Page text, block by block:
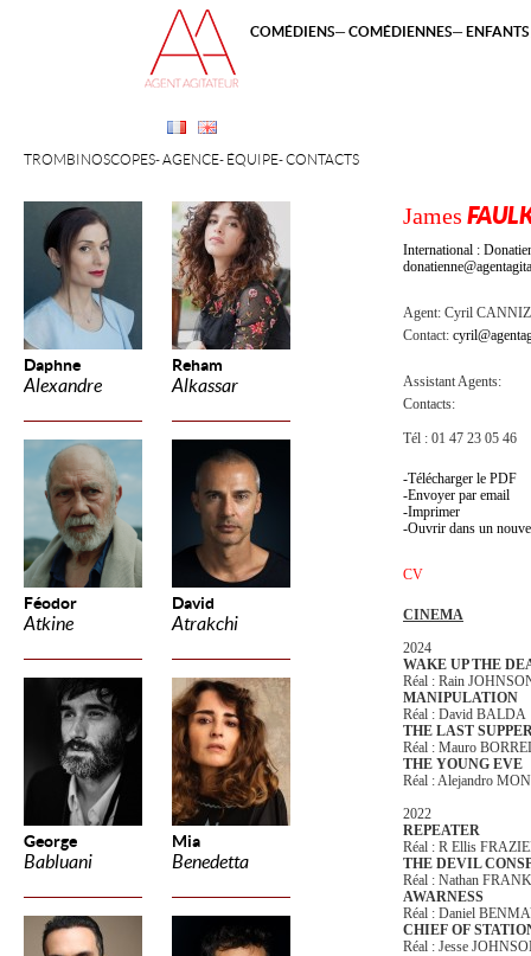
Daphne
Alexandre
Reham
Alkassar
Féodor
Atkine
David
Atrakchi
George
Babluani
Mia
Benedetta
TROMBINOSCOPES AGENCE ÉQUIPE CONTACTS
COMÉDIENS COMÉDIENNES
James
International :
Agent: Cyril
Contact:
Assistant Agents:
Contacts:
Tél : 01 47 23 05 46
Télécharger le PDF
Envoyer par email
Imprimer
Ouvrir dans un
CV
CINEMA
2024
WAKE UP THE
Réal : Rain
MANIPULATION
Réal : David BALDA
THE LAST
Réal : Mauro
THE YOUNG EVE
Réal : Alejandro
2022
REPEATER
Réal : R Ellis
THE DEVIL
Réal : Nathan
AWARNESS
Réal : Daniel
CHIEF OF
Réal : Jesse